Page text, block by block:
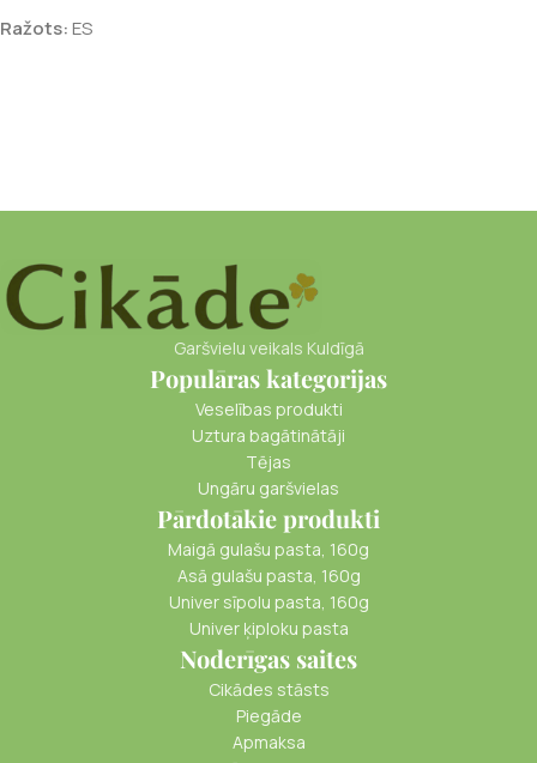
Ražots:ES
Garšvielu veikals Kuldīgā
Populāras kategorijas
Veselības produkti
Uztura bagātinātāji
Tējas
Ungāru garšvielas
Pārdotākie produkti
Maigā gulašu pasta, 160g
Asā gulašu pasta, 160g
Univer sīpolu pasta, 160g
Univer ķiploku pasta
Noderīgas saites
Cikādes stāsts
Piegāde
Apmaksa